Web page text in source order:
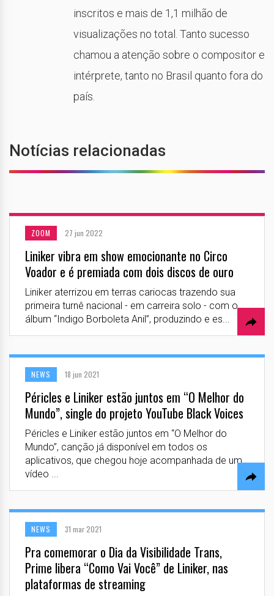
inscritos e mais de 1,1 milhão de
visualizações no total. Tanto sucesso
chamou a atenção sobre o compositor e
intérprete, tanto no Brasil quanto fora do
país.
Notícias relacionadas
ZOOM 27 jun 2022
Liniker vibra em show emocionante no Circo
Voador e é premiada com dois discos de ouro
Liniker aterrizou em terras cariocas trazendo sua
primeira turnê nacional - em carreira solo - com o
álbum “Indigo Borboleta Anil”, produzindo e es...
NEWS 18 jun 2021
Péricles e Liniker estão juntos em “O Melhor do
Mundo”, single do projeto YouTube Black Voices
Péricles e Liniker estão juntos em “O Melhor do
Mundo”, canção já disponível em todos os
aplicativos, que chegou hoje acompanhada de um
vídeo ...
NEWS 31 mar 2021
Pra comemorar o Dia da Visibilidade Trans,
Prime libera “Como Vai Você” de Liniker, nas
plataformas de streaming